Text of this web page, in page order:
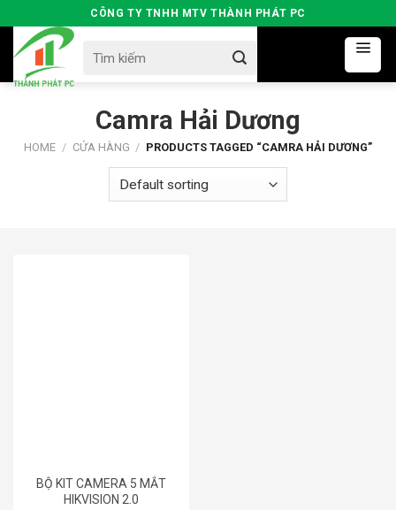
to
content
CÔNG TY TNHH MTV THÀNH PHÁT PC
for:
Camra Hải Dương
HOME / CỬA HÀNG / PRODUCTS TAGGED “CAMRA HẢI DƯƠNG”
BỘ KIT CAMERA 5 MẮT
HIKVISION 2.0